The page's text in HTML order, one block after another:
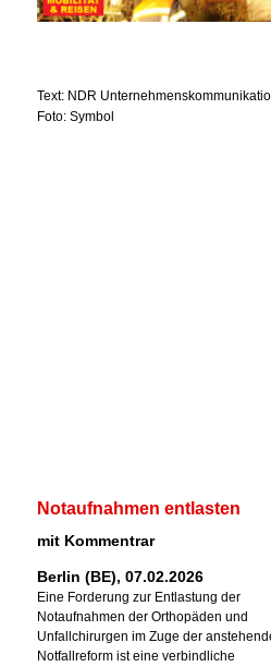
Text: NDR
Foto: Symbol
Notaufnahmen entlasten
mit Kommentrar
Berlin (BE), 07.02.2026
Eine Forderung zur Entlastung der
Notaufnahmen der Orthopäden und
Unfallchirurgen im Zuge der
Notfallreform ist eine verbindliche